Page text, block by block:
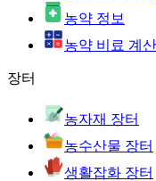
농약 정보
농약 비료 계산
장터
농자재 장터
농수산물 장터
생활잡화 장터